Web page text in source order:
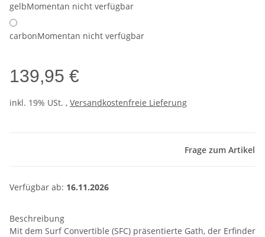
gelbMomentan nicht verfügbar
carbonMomentan nicht verfügbar
139,95 €
inkl. 19% USt. , Versandkostenfreie Lieferung
Frage zum Artikel
Verfügbar ab: 16.11.2026
Beschreibung
Mit dem Surf Convertible (SFC) präsentierte Gath, der Erfinder